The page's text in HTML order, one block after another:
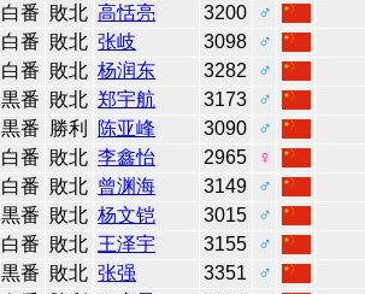
白番 敗北 高恬亮 3200
♂
白番 敗北 张岐 3098
♂
白番 敗北 杨润东 3282
♂
黒番 敗北 郑宇航 3173
♂
黒番 勝利 陈亚峰 3090
♂
白番 敗北 李鑫怡 2965
♀
白番 敗北 曾渊海 3149
♂
黒番 敗北 杨文铠 3015
♂
白番 敗北 王泽宇 3155
♂
黒番 敗北 张强 3351
♂